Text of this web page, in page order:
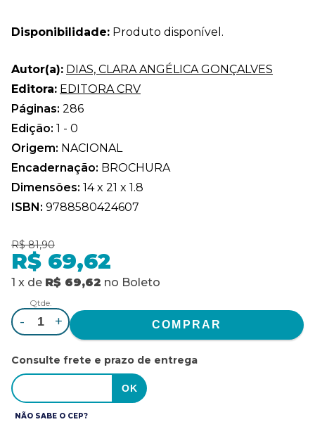
Disponibilidade: Produto disponível.
Autor(a): DIAS, CLARA ANGÉLICA GONÇALVES
Editora: EDITORA CRV
Páginas: 286
Edição: 1 - 0
Origem: NACIONAL
Encadernação: BROCHURA
Dimensões: 14 x 21 x 1.8
ISBN: 9788580424607
R$ 81,90
R$ 69,62
1 x de R$ 69,62 no Boleto
Qtde.
- +
Consulte frete e prazo de entrega
NÃO SABE O CEP?